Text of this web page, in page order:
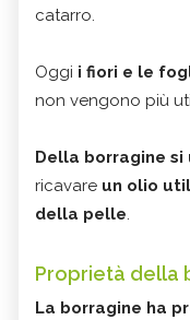
catarro.
Oggi i fiori e le
non vengono più
Della borragine si
ricavare un olio
della pelle.
Proprietà della
La borragine ha